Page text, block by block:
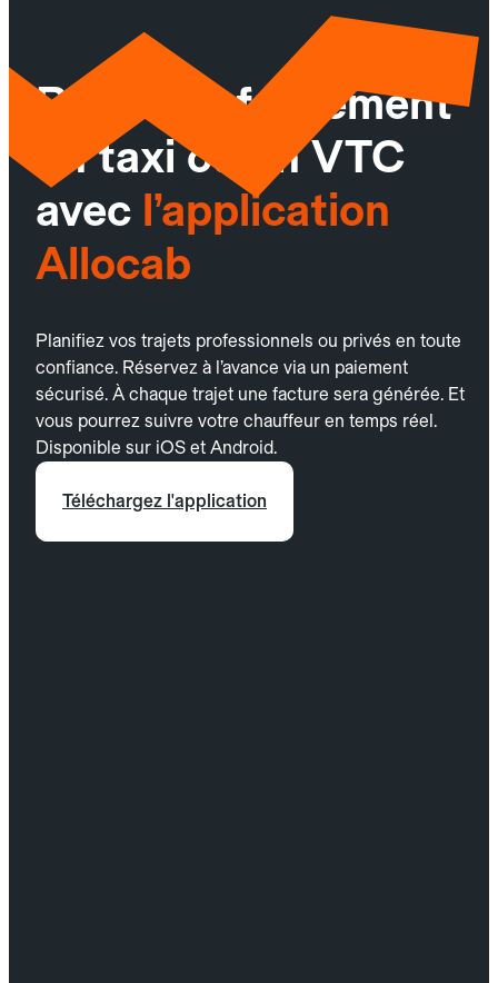
Réservez facilement
un taxi ou un VTC
avec l’application
Allocab
Planifiez vos trajets professionnels ou privés en toute
confiance. Réservez à l’avance via un paiement
sécurisé. À chaque trajet une facture sera générée. Et
vous pourrez suivre votre chauffeur en temps réel.
Disponible sur iOS et Android.
Téléchargez l'application